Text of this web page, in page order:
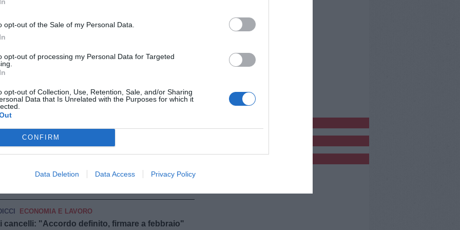
opt-out of the Sale of my Personal Data.
opt-out of processing my Personal Data for Targeted
opt-out of Collection, Use, Retention, Sale, and/or Sharing
Data that Is Unrelated with the Purposes for which it
CONFIRM
Data Deletion Data Access Privacy Policy
CULTURA
il Comitato Gori: nuove ricerche con il
Gimignano
POLITICA E OPINIONI
"Continua l’attacco alle norme di tutela
ATTUALITÀ
al Museo Novecento
SCUOLA E UNIVERSITÀ
presenta “Il metodo geniale” a Pisa
ECONOMIA E LAVORO
cancelli: "Accordo definito, firmare a febbraio"